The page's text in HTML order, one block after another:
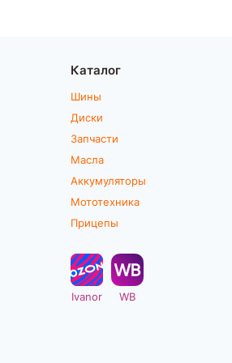
Каталог
Шины
Диски
Запчасти
Масла
Аккумуляторы
Мототехника
Прицепы
Ivanor WB